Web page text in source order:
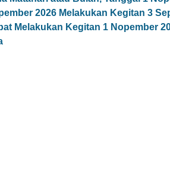
2026 Melakukan Kegitan 3
Melakukan Kegitan 1 Nopember